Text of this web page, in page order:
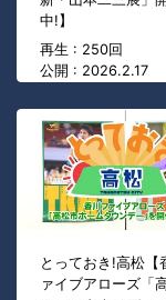
中!】
再生 : 250回
公開 : 2026.2.17
とっておき!高松【
ァイブアローズ「